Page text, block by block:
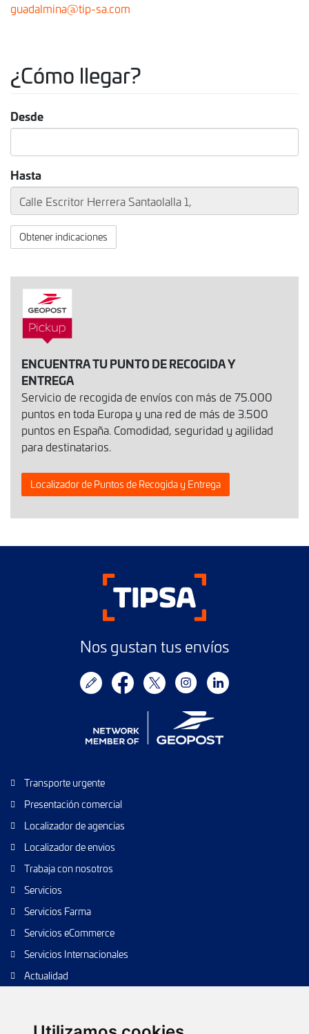
guadalmina@tip-sa.com
¿Cómo llegar?
Desde
Hasta
Obtener indicaciones
ENCUENTRA TU PUNTO DE RECOGIDA Y
ENTREGA
Servicio de recogida de envíos con más de 75.000
puntos en toda Europa y una red de más de 3.500
puntos en España. Comodidad, seguridad y agilidad
para destinatarios.
Localizador de Puntos de Recogida y Entrega
Nos gustan tus envíos
Transporte urgente
Presentación comercial
Localizador de agencias
Localizador de envios
Trabaja con nosotros
Servicios
Servicios Farma
Servicios eCommerce
Servicios Internacionales
Actualidad